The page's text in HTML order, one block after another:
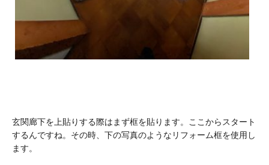
玄関廊下を上貼りする際はまず框を貼ります。ここからスタート
するんですね。その時、下の写真のようなリフォーム框を使用し
ます。